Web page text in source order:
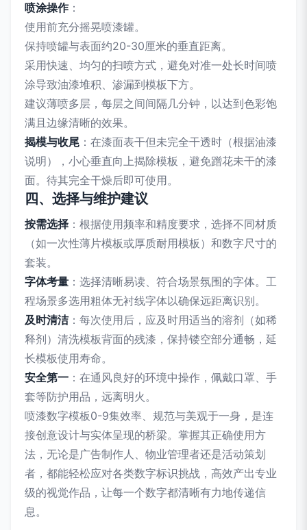
喷涂操作：
使用前充分摇晃喷漆罐。
保持喷罐与表面约20-30厘米的垂直距离。
采用快速、均匀的扫喷方式，避免对准一处长时间喷
涂导致油漆堆积、渗漏到模板下方。
建议薄喷多层，每层之间间隔几分钟，以达到色彩饱
满且边缘清晰的效果。
揭模与收尾 ：在漆面表干但未完全干透时（根据油漆
说明），小心垂直向上揭除模板，避免蹭花未干的漆
面。待其完全干燥后即可使用。
四、选择与维护建议
按需选择 ：根据使用频率和精度要求，选择不同材质
（如一次性薄片模板或厚质耐用模板）和数字尺寸的
套装。
字体考量 ：选择清晰易读、符合场景氛围的字体。工
程场景多选用粗体无衬线字体以确保远距离识别。
及时清洁：每次使用后，应及时用适当的溶剂（如稀
释剂）清洗模板背面的残漆，保持镂空部分通畅，延
长模板使用寿命。
安全第一 ：在通风良好的环境中操作，佩戴口罩、手
套等防护用品，远离明火。
喷漆数字模板0-9集效率、规范与美观于一身，是连
接创意设计与实体呈现的桥梁。掌握其正确使用方
法，无论是广告制作人、物业管理者还是活动策划
者，都能轻松应对各类数字标识挑战，高效产出专业
级的视觉作品，让每一个数字都清晰有力地传递信
息。